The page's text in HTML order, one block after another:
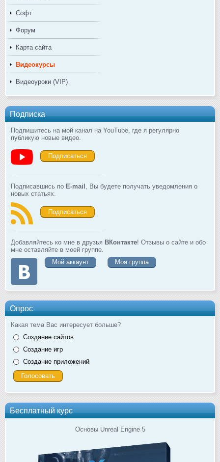
Софт
Форум
Карта сайта
Видеокурсы
Видеоуроки (VIP)
Подписка
Подпишитесь на мой канал на YouTube, где я регулярно
публикую новые видео.
Подписаться
Подписавшись по E-mail , Вы будете получать уведомления о
новых статьях.
Подписаться
Добавляйтесь ко мне в друзья ВКонтакте! Отзывы о сайте и обо
мне оставляйте в моей группе.
Мой аккаунт
Моя группа
Опрос
Какая тема Вас интересует больше?
Создание сайтов
Создание игр
Создание приложений
Бесплатный курс
Основы Unreal Engine 5